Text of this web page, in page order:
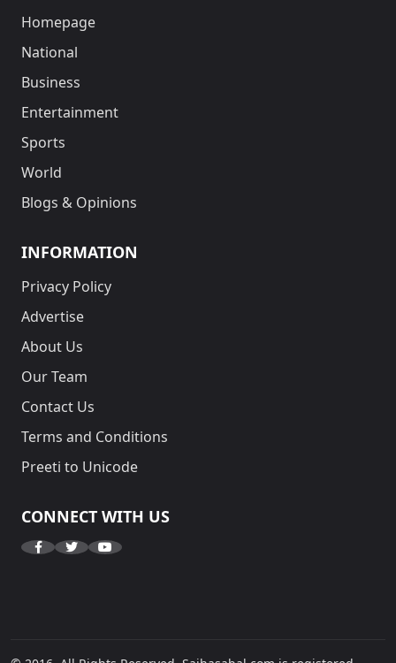
Homepage
National
Business
Entertainment
Sports
World
Blogs & Opinions
INFORMATION
Privacy Policy
Advertise
About Us
Our Team
Contact Us
Terms and Conditions
Preeti to Unicode
CONNECT WITH US